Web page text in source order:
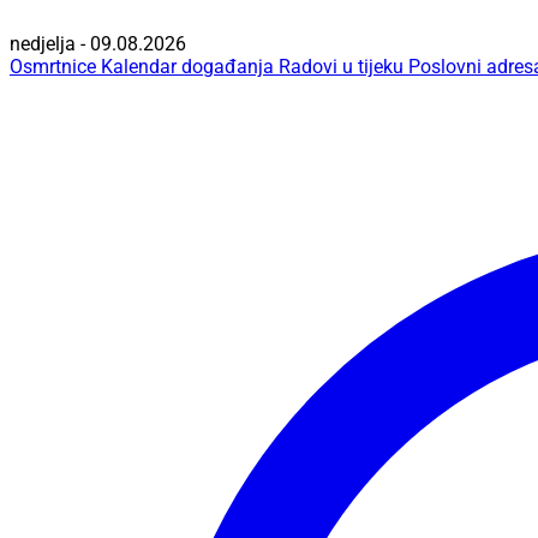
nedjelja - 09.08.2026
Osmrtnice Kalendar događanja Radovi u tijeku Poslovni